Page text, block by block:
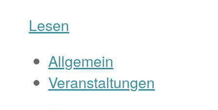
Lesen
Allgemein
Veranstaltungen